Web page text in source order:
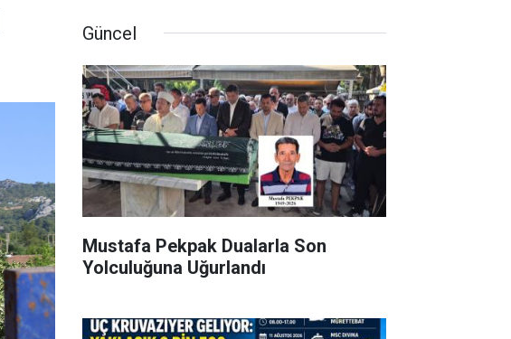
Güncel
Mustafa Pekpak Dualarla Son
Yolculuğuna Uğurlandı